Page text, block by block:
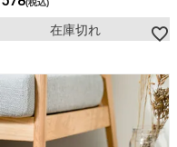
税込
在庫切れ